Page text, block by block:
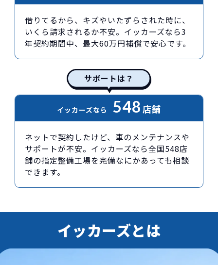
借りてるから、キズやいたずらされた時に、
いくら請求されるか不安。イッカーズなら3
年契約期間中、最大60万円補償で安心です。
サポートは？
イッカーズなら 548店舗
ネットで契約したけど、車のメンテナンスや
サポートが不安。イッカーズなら全国548店
舗の指定整備工場を完備なにかあっても相談
できます。
イッカーズとは